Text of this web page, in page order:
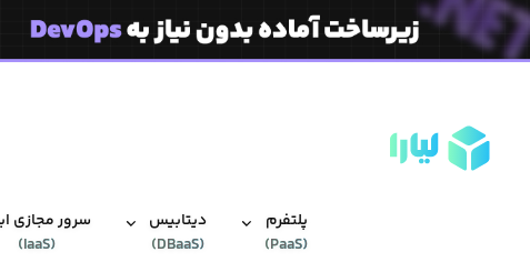
سرور مجازی
(
IaaS
)
دیتابیس‌
(
DBaaS
)
پلتفرم
(
PaaS
)